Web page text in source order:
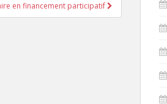
en financement participatif